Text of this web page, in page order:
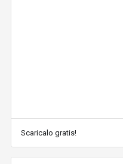
Scaricalo gratis!